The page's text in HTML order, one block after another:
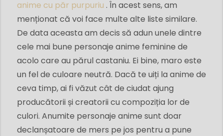
anime cu păr purpuriu . În acest sens, am
menționat că voi face multe alte liste similare.
De data aceasta am decis să adun unele dintre
cele mai bune personaje anime feminine de
acolo care au părul castaniu. Ei bine, maro este
un fel de culoare neutră. Dacă te uiți la anime de
ceva timp, ai fi văzut cât de ciudat ajung
producătorii și creatorii cu compoziția lor de
culori. Anumite personaje anime sunt doar
declanșatoare de mers pe jos pentru a pune